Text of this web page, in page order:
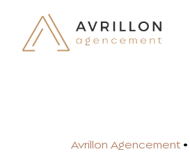
Avrillon Agencement •